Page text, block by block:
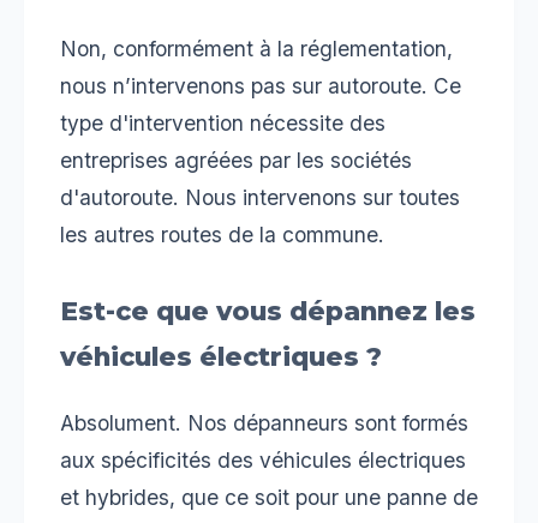
Non, conformément à la réglementation,
nous n’intervenons pas sur autoroute. Ce
type d'intervention nécessite des
entreprises agréées par les sociétés
d'autoroute. Nous intervenons sur toutes
les autres routes de la commune.
Est-ce que vous dépannez les
véhicules électriques ?
Absolument. Nos dépanneurs sont formés
aux spécificités des véhicules électriques
et hybrides, que ce soit pour une panne de